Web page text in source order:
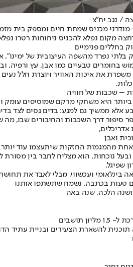
/ נגב יח"צ
מכניס שמחת חיים ומספק בית
מקום נפלא להכניס ניחוחות רטרו
בחללים פנימיים
בלתי נפרד מהשפה העיצובית של
בחומרים טבעיים כמו אבן, עץ ורפיה,
משפרת את איכות האוויר ויוצרת חלל
– שכבות של חוויה
היא משחקי מרקם שמוסיפים עומק
אלא ממשיך גם למגע: בדים גסים לצד
סיפור דרך השכבות והחיבורים שבו, מה
ואבן
מהמגמות החזקות שיתעצמו עוד יותר
ובעל נוכחות. הוא מצליח לחבר בין מסורת
שפיגל,
בינלאומי ועכשווי, מבלי לאבד את
טעות בכתבה, נשמח שתשתפו אותנו
שנה הלכה, שנה באה
תוכנית להשארת הצעירים ובניית עתיד